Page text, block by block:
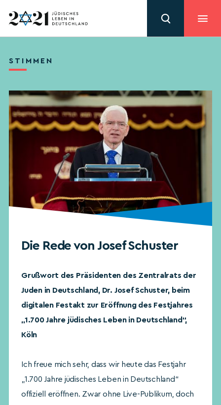
STIMMEN
Die Rede von Josef Schuster
Grußwort des Präsidenten des Zentralrats der
Juden in Deutschland, Dr. Josef Schuster, beim
digitalen Festakt zur Eröffnung des Festjahres
„1.700 Jahre jüdisches Leben in Deutschland“,
Köln
Ich freue mich sehr, dass wir heute das Festjahr
„1.700 Jahre jüdisches Leben in Deutschland“
offiziell eröffnen. Zwar ohne Live-Publikum, doch